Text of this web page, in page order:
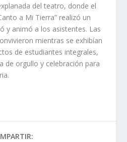
del teatro, donde el
a Mi Tierra” realizó un
y animó a los asistentes. Las
mientras se exhibían
de estudiantes integrales,
de orgullo y celebración para